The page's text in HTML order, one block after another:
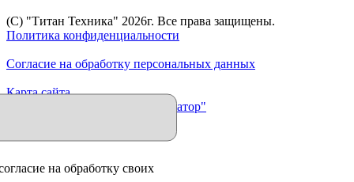
(C) "Титан Техника" 2026г. Все права защищены.
Политика конфиденциальности
Согласие на обработку персональных данных
Карта сайта
Продвижение сайта "Иллюминатор"
на обработку своих